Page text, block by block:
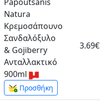
Natura
Κρεμοσάπουνο
Σανδαλόξυλο
& Gojiberry
Ανταλλακτικό
900ml
Προσθήκη
3.69€